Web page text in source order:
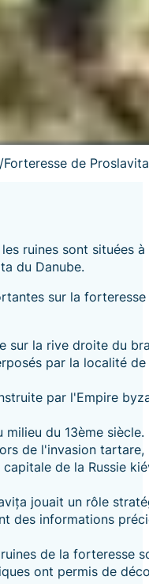
/Forteresse de Proslavita
ruines sont situées
du Danube.
sur la
sur la rive droite du
par la localité
par l'Empire
du 13ème siècle.
de l'invasion
de la Russie
jouait un rôle
des informations
ruines de la
ont permis de